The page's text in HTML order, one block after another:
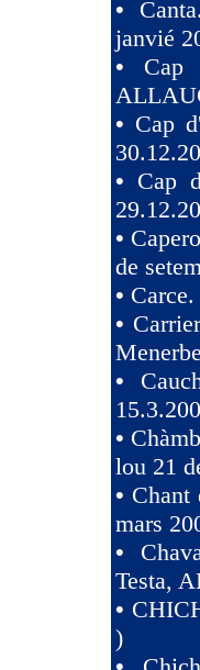
•
janvié
• Cap
• Cap
• Cap
•
de
•
•
•
•
lou 21
• Chant
mars
•
Testa,
•
)